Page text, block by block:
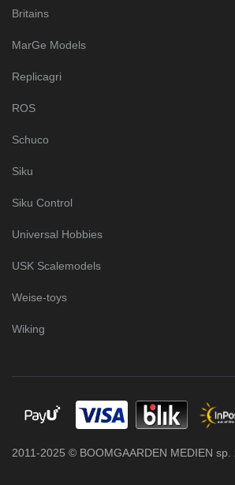
Britains
MarGe Models
Replicagri
ROS
Schuco
Siku
Siku Control
Universal Hobbies
USK Scalemodels
Weise-toys
Wiking
2011-2025 © BOOMGAARDEN MEDIEN sp.